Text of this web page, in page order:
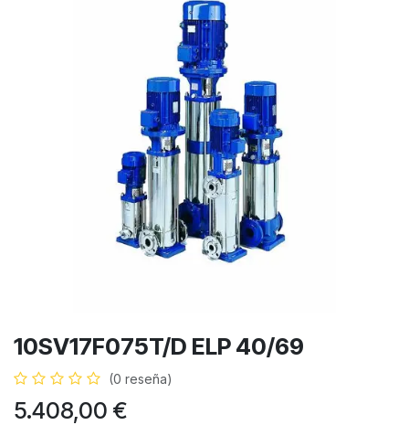
10SV17F075T/D ELP 40/69
(0 reseña)
5.408,00 €